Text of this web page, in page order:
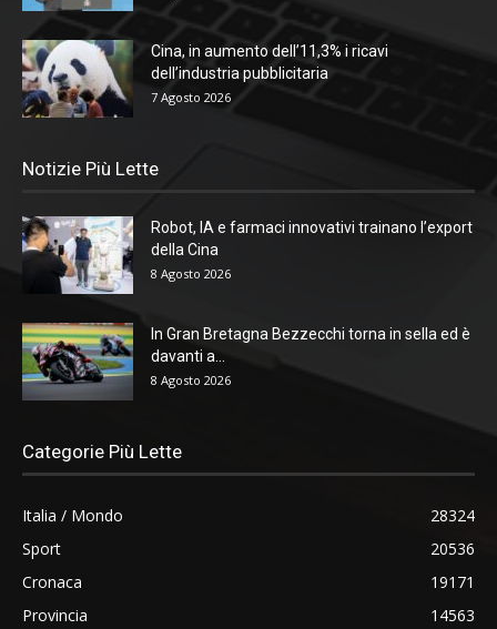
Cina, in aumento dell’11,3% i ricavi
dell’industria pubblicitaria
7 Agosto 2026
Notizie Più Lette
Robot, IA e farmaci innovativi trainano l’export
della Cina
8 Agosto 2026
In Gran Bretagna Bezzecchi torna in sella ed è
davanti a...
8 Agosto 2026
Categorie Più Lette
Italia / Mondo
28324
Sport
20536
Cronaca
19171
Provincia
14563